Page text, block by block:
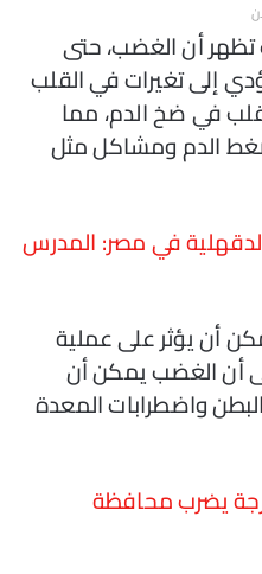
تظهر أن الغضب، حتى
إلى تغيرات في القلب
في ضخ الدم، مما
الدم ومشاكل مثل
في مصر: المدرس
أن يؤثر على عملية
أن الغضب يمكن أن
واضطرابات المعدة
يضرب محافظة